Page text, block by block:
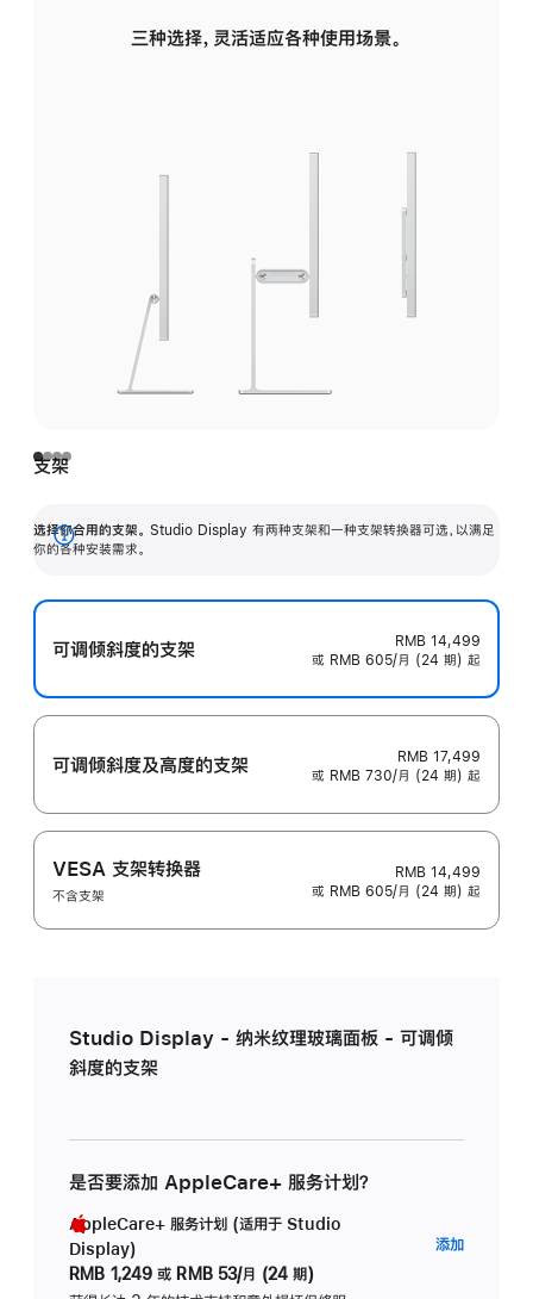
三种选择，灵活适应各种使用场景。
支架
选择你合用的支架。 Studio Display 有两种支架和一种支架转换器可选，以满足
你的各种安装需求。
展
可调倾斜度的支架
RMB 14,499
或 RMB 605/月 (24 期) 起
可调倾斜度及高‍度的支‍架
RMB 17,499
或 RMB 730/月 (24 期) 起
VESA 支架转换器
不含支架
RMB 14,499
或 RMB 605/月 (24 期) 起
Studio Display - 纳米纹理玻璃面板 - 可调倾
斜度的支架
是否要添加 AppleCare+ 服务计划？
AppleCare+ 服务计划 (适用于 Studio
Display)
RMB 1,249 或 RMB 53/月 (24 期)
添加